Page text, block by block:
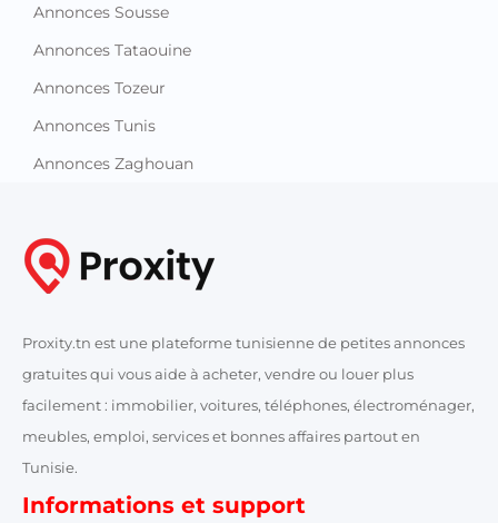
Annonces Sousse
Annonces Tataouine
Annonces Tozeur
Annonces Tunis
Annonces Zaghouan
Proxity.tn est une plateforme tunisienne de petites annonces
gratuites qui vous aide à acheter, vendre ou louer plus
facilement : immobilier, voitures, téléphones, électroménager,
meubles, emploi, services et bonnes affaires partout en
Tunisie.
Informations et support